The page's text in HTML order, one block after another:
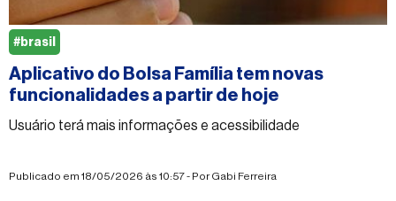
Aplicativo do Bolsa Família tem novas
funcionalidades a partir de hoje
Usuário terá mais informações e acessibilidade
Publicado em 18/05/2026 às 10:57 - PorGabi Ferreira
#brasil